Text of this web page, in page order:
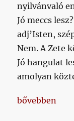
nyilvánvaló
Jó meccs
adj’Isten,
Nem. A Zete
Jó hangulat
amolyan
„Tippelgetés
bővebben